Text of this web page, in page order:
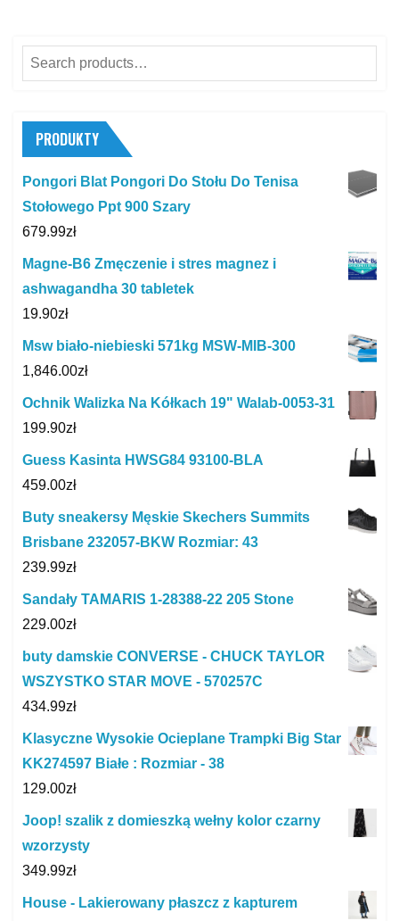
Search
for:
PRODUKTY
Pongori Blat Pongori Do Stołu Do Tenisa
Stołowego Ppt 900 Szary
679.99zł
Magne-B6 Zmęczenie i stres magnez i
ashwagandha 30 tabletek
19.90zł
Msw biało-niebieski 571kg MSW-MIB-300
1,846.00zł
Ochnik Walizka Na Kółkach 19" Walab-0053-31
199.90zł
Guess Kasinta HWSG84 93100-BLA
459.00zł
Buty sneakersy Męskie Skechers Summits
Brisbane 232057-BKW Rozmiar: 43
239.99zł
Sandały TAMARIS 1-28388-22 205 Stone
229.00zł
buty damskie CONVERSE - CHUCK TAYLOR
WSZYSTKO STAR MOVE - 570257C
434.99zł
Klasyczne Wysokie Ocieplane Trampki Big Star
KK274597 Białe : Rozmiar - 38
129.00zł
Joop! szalik z domieszką wełny kolor czarny
wzorzysty
349.99zł
House - Lakierowany płaszcz z kapturem